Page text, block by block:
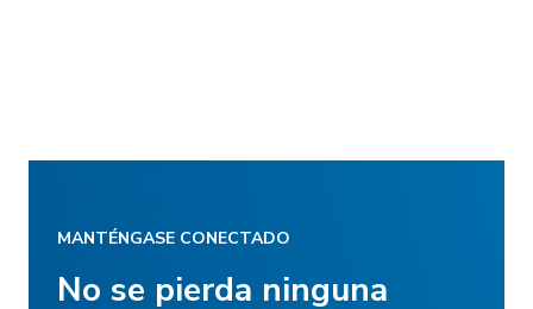
MANTÉNGASE CONECTADO
No se pierda ninguna